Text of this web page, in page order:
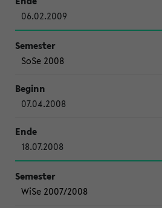
06.02.2009
SoSe 2008
07.04.2008
18.07.2008
WiSe 2007/2008